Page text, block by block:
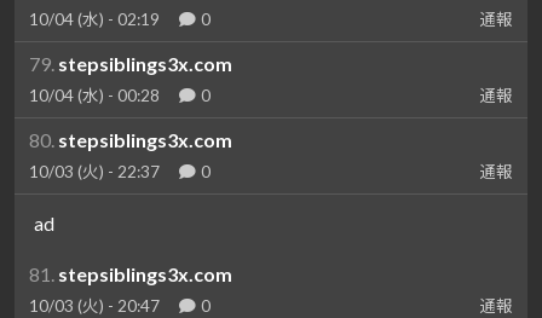
10/04 (水) - 02:19 0 通報
79. stepsiblings3x.com
10/04 (水) - 00:28 0 通報
80. stepsiblings3x.com
10/03 (火) - 22:37 0 通報
ad
81. stepsiblings3x.com
10/03 (火) - 20:47 0 通報